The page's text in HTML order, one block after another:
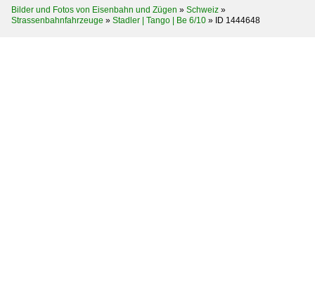
Bilder und Fotos von Eisenbahn und Zügen » Schweiz »
Strassenbahnfahrzeuge » Stadler | Tango | Be 6/10 » ID 1444648